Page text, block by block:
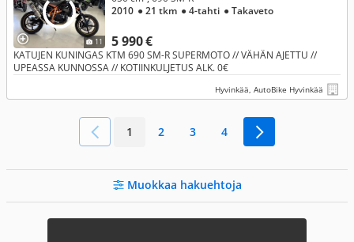
11 5 990 €
2010 ● 21 tkm ● 4-tahti ● Takaveto
KATUJEN KUNINGAS KTM 690 SM-R SUPERMOTO // VÄHÄN AJETTU //
UPEASSA KUNNOSSA // KOTIINKULJETUS ALK. 0€
Hyvinkää, AutoBike Hyvinkää
1 2 3 4
Muokkaa hakuehtoja